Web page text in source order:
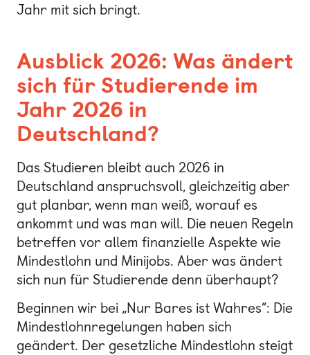
Jahr mit sich bringt.
Ausblick 2026: Was ändert
sich für Studierende im
Jahr 2026 in
Deutschland?
Das Studieren bleibt auch 2026 in
Deutschland anspruchsvoll, gleichzeitig aber
gut planbar, wenn man weiß, worauf es
ankommt und was man will. Die neuen Regeln
betreffen vor allem finanzielle Aspekte wie
Mindestlohn und Minijobs. Aber was ändert
sich nun für Studierende denn überhaupt?
Beginnen wir bei „Nur Bares ist Wahres“: Die
Mindestlohnregelungen haben sich
geändert. Der gesetzliche Mindestlohn steigt